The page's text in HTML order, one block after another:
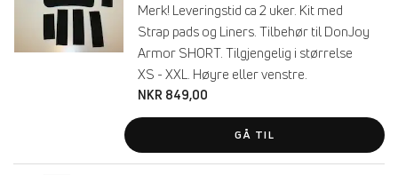
Merk! Leveringstid ca 2 uker. Kit med
Strap pads og Liners. Tilbehør til DonJoy
Armor SHORT. Tilgjengelig i størrelse
XS - XXL. Høyre eller venstre.
NKR 849,00
GÅ TIL